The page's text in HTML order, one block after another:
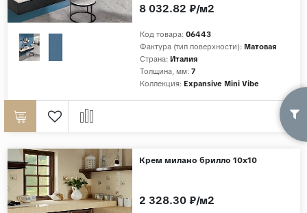
Код товара: 06443
Фактура (тип поверхности): Матовая
Страна: Италия
Толщина, мм: 7
Коллекция: Expansive Mini Vibe
8 032.82 ₽/м2
Крем милано брилло 10х10
2 328.30 ₽/м2